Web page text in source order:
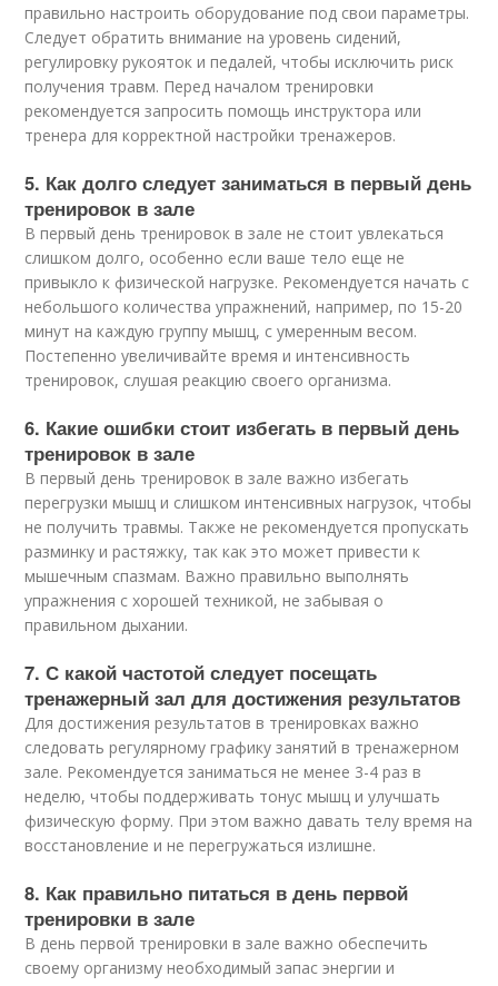
правильно настроить оборудование под свои параметры.
Следует обратить внимание на уровень сидений,
регулировку рукояток и педалей, чтобы исключить риск
получения травм. Перед началом тренировки
рекомендуется запросить помощь инструктора или
тренера для корректной настройки тренажеров.
5. Как долго следует заниматься в первый день
тренировок в зале
В первый день тренировок в зале не стоит увлекаться
слишком долго, особенно если ваше тело еще не
привыкло к физической нагрузке. Рекомендуется начать с
небольшого количества упражнений, например, по 15-20
минут на каждую группу мышц, с умеренным весом.
Постепенно увеличивайте время и интенсивность
тренировок, слушая реакцию своего организма.
6. Какие ошибки стоит избегать в первый день
тренировок в зале
В первый день тренировок в зале важно избегать
перегрузки мышц и слишком интенсивных нагрузок, чтобы
не получить травмы. Также не рекомендуется пропускать
разминку и растяжку, так как это может привести к
мышечным спазмам. Важно правильно выполнять
упражнения с хорошей техникой, не забывая о
правильном дыхании.
7. С какой частотой следует посещать
тренажерный зал для достижения результатов
Для достижения результатов в тренировках важно
следовать регулярному графику занятий в тренажерном
зале. Рекомендуется заниматься не менее 3-4 раз в
неделю, чтобы поддерживать тонус мышц и улучшать
физическую форму. При этом важно давать телу время на
восстановление и не перегружаться излишне.
8. Как правильно питаться в день первой
тренировки в зале
В день первой тренировки в зале важно обеспечить
своему организму необходимый запас энергии и